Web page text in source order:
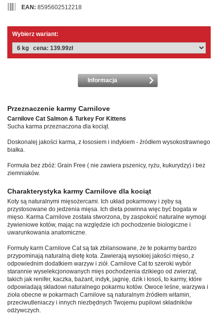
EAN: 8595602512218
Wybierz wariant:
Informacja
Przeznaczenie karmy Carnilove
Carnilove Cat Salmon & Turkey For Kittens
Sucha karma przeznaczona dla kociąt.
Doskonalej jakości karma, z łososiem i indykiem - źródłem wysokostrawnego
białka.
Formuła bez zbóż: Grain Free ( nie zawiera pszenicy, ryżu, kukurydzy) i bez
ziemniaków.
Charakterystyka karmy Carnilove dla kociąt
Koty są naturalnymi mięsożercami. Ich układ pokarmowy i zęby są
przystosowane do jedzenia mięsa. Ich dieta powinna więc być bogata w
mięso. Karma Carnilove została stworzona, by zaspokoić naturalne wymogi
żywieniowe kotów, mając na względzie ich pochodzenie biologiczne i
uwarunkowania anatomiczne.
Formuły karm Carnilove Cat są tak zbilansowane, że te pokarmy bardzo
przypominają naturalną dietę kota. Zawierają wysokiej jakości mięso, z
odpowiednim dodatkiem warzyw i ziół. Carnilove Cat to szeroki wybór
starannie wyselekcjonowanych mięs pochodzenia dzikiego od zwierząt,
takich jak renifer, kaczka, bażant, indyk, jagnię, dzik i łosoś, to karmy, które
odpowiadają składowi naturalnego pokarmu kotów. Owoce leśne, warzywa i
zioła obecne w pokarmach Carnilove są naturalnym źródłem witamin,
przeciwutleniaczy i innych niezbędnych Twojemu pupilowi składników
odżywczych.